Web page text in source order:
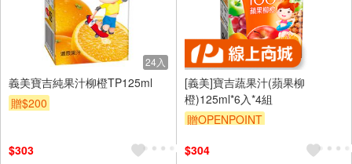
24入
義美寶吉純果汁柳橙TP125ml
贈$200
$303
[義美]寶吉蔬果汁(蘋果柳
橙)125ml*6入*4組
贈OPENPOINT
$304